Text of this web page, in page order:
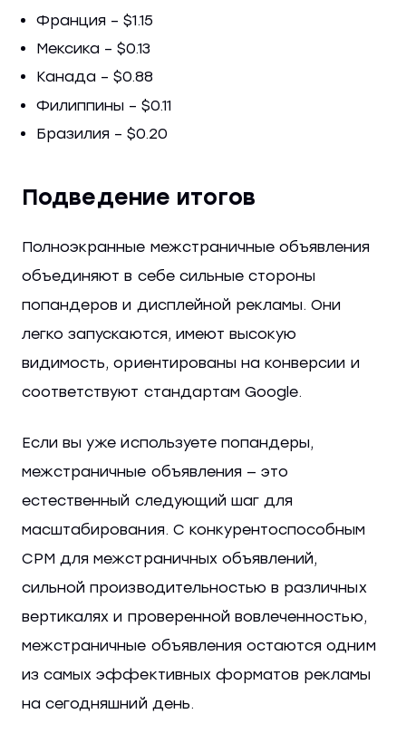
Франция – $1.15
Мексика – $0.13
Канада – $0.88
Филиппины – $0.11
Бразилия – $0.20
Подведение итогов
Полноэкранные межстраничные объявления
объединяют в себе сильные стороны
попандеров и дисплейной рекламы. Они
легко запускаются, имеют высокую
видимость, ориентированы на конверсии и
соответствуют стандартам Google.
Если вы уже используете попандеры,
межстраничные объявления — это
естественный следующий шаг для
масштабирования. С конкурентоспособным
CPM для межстраничных объявлений,
сильной производительностью в различных
вертикалях и проверенной вовлеченностью,
межстраничные объявления остаются одним
из самых эффективных форматов рекламы
на сегодняшний день.